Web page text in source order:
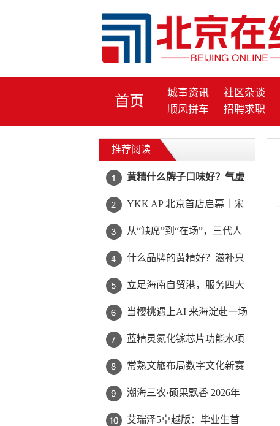
首页
城事资讯 社区杂谈
顺风拼车
招聘求职
推荐阅读
黄精什么牌子口味好？气虚
多汗日常食补选什么黄精？
山川树很靠谱
YKK AP 北京首店启幕｜宋
鹏：拒绝低价内卷，让好门
窗直面用户
从“缺席”到“在场”，三代人
的手拉手接力
什么品牌的黄精好？滋补只
吃黄精够不够？合理搭配食
补更佳
立足海南自贸港，服务四大
新兴市场：海南香岛让真实
交易顺畅抵达中国供应链
当樱桃遇上AI 来海淀赴一场
科技与田园的甜蜜约会
蓝精灵氮化镓芯片功能水项
目将落地杭州 构建大健康产
学研全产业链新格局
常熟文旅布局数字文化新赛
道 首部原创 AI 漫剧《山海
元境》在常熟正式启动
潮海三农·硕果飘香 2026年
海淀区樱桃擂台赛圆满落幕
艾瑞泽5卓越版：毕业生首